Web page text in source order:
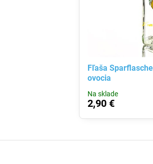
Fľaša
ovocia
Na sklade
2,90 €